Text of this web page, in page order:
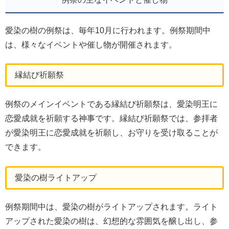
愛染の樹の例祭は、毎年10月に行われます。例祭期間中
は、様々なイベントや催し物が開催されます。
縁結び祈願祭
例祭のメインイベントである縁結び祈願祭は、愛染明王に
恋愛成就を祈願する神事です。縁結び祈願祭では、参拝者
が愛染明王に恋愛成就を祈願し、お守りを受け取ることが
できます。
愛染の樹ライトアップ
例祭期間中は、愛染の樹がライトアップされます。ライト
アップされた愛染の樹は、幻想的な雰囲気を醸し出し、参